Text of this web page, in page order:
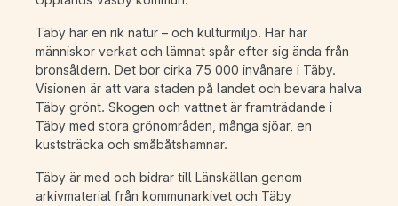
Täby har en rik natur – och kulturmiljö. Här har
människor verkat och lämnat spår efter sig ända från
bronsåldern. Det bor cirka 75 000 invånare i Täby.
Visionen är att vara staden på landet och bevara halva
Täby grönt. Skogen och vattnet är framträdande i
Täby med stora grönområden, många sjöar, en
kuststräcka och småbåtshamnar.
Täby är med och bidrar till Länskällan genom
arkivmaterial från kommunarkivet och Täby